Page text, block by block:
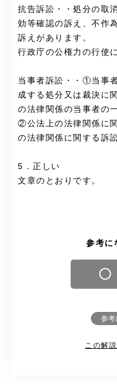
抗告訴訟・・処分の取
効等確認の訴え、不作
訴えがあります。
行政庁の公権力の行使
当事者訴訟・・①当事
成する処分又は裁決に
の法律関係の当事者の
②公法上の法律関係に
の法律関係に関する訴訟
5．正しい
文章のとおりです。
参考に
参考
この解